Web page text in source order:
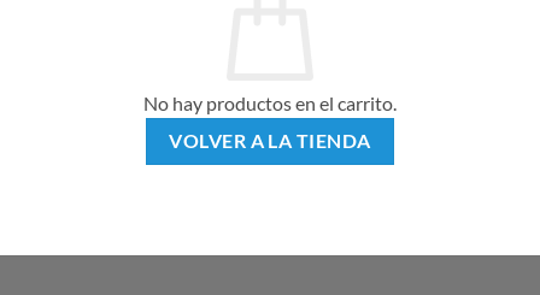
No hay productos en el carrito.
VOLVER A LA TIENDA